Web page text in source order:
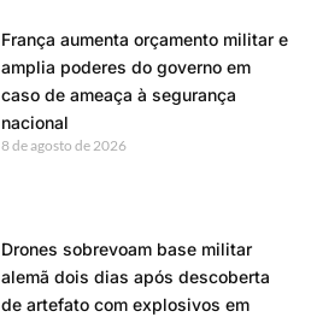
França aumenta orçamento militar e
amplia poderes do governo em
caso de ameaça à segurança
nacional
8 de agosto de 2026
Drones sobrevoam base militar
alemã dois dias após descoberta
de artefato com explosivos em